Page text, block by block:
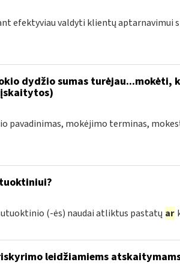
efektyviau valdyti klientų aptarnavimui
dydžio sumas turėjau...mokėti,
pavadinimas, mokėjimo terminas,
(-ės) naudai atliktus pastatų ar
leidžiamiems